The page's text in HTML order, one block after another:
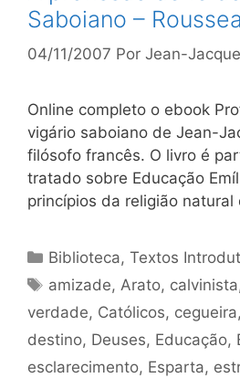
Saboiano –
04/11/2007 Por Jean-
Online completo o ebook
vigário saboiano de Jean-
filósofo francês. O livro é
tratado sobre Educação
princípios da religião natural
Categorias
Biblioteca,Textos
Tags
amizade,Arato, calvinista
verdade, Católicos, cegueira,
destino, Deuses, Educação,
esclarecimento, Esparta,